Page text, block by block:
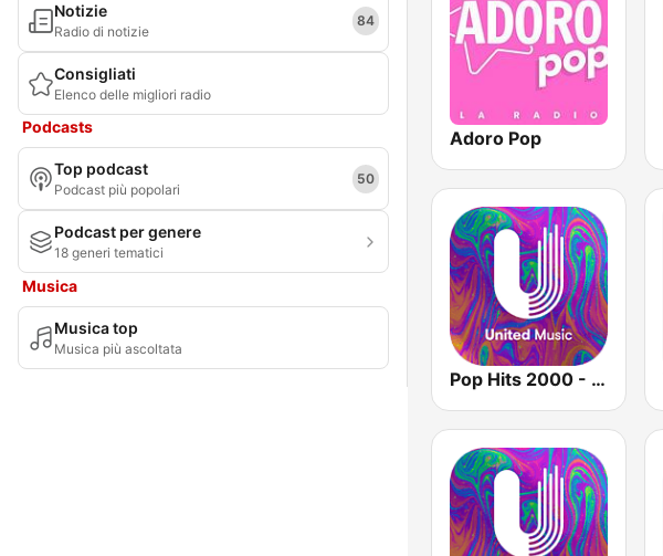
Notizie
Radio di notizie
84
Consigliati
Elenco delle migliori radio
Podcasts
Top podcast
Podcast più popolari
50
Podcast per genere
18 generi tematici
Musica
Musica top
Musica più ascoltata
Adoro Pop
Pop Hits 2000 - United Music